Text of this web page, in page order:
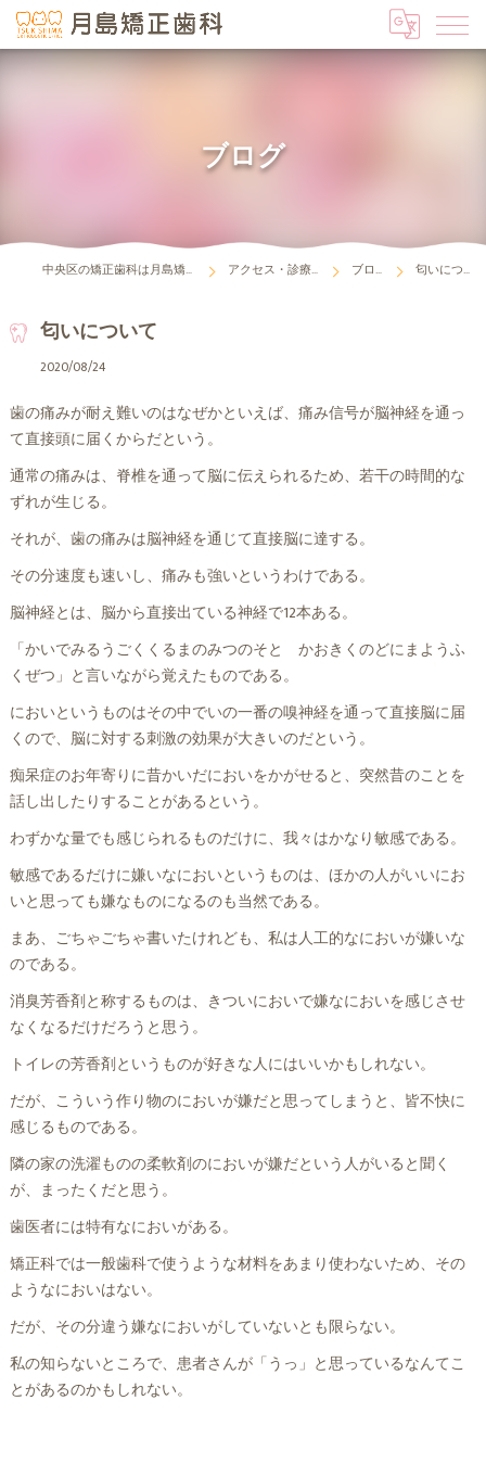
ブログ
中央区の矯正歯科は月島矯正歯科 アクセス・診療時間 ブログ 匂いについて
匂いについて
2020/08/24
歯の痛みが耐え難いのはなぜかといえば、痛み信号が脳神経を通っ
て直接頭に届くからだという。
通常の痛みは、脊椎を通って脳に伝えられるため、若干の時間的な
ずれが生じる。
それが、歯の痛みは脳神経を通じて直接脳に達する。
その分速度も速いし、痛みも強いというわけである。
脳神経とは、脳から直接出ている神経で12本ある。
「かいでみるうごくくるまのみつのそと かおきくのどにまようふ
くぜつ」と言いながら覚えたものである。
においというものはその中でいの一番の嗅神経を通って直接脳に届
くので、脳に対する刺激の効果が大きいのだという。
痴呆症のお年寄りに昔かいだにおいをかがせると、突然昔のことを
話し出したりすることがあるという。
わずかな量でも感じられるものだけに、我々はかなり敏感である。
敏感であるだけに嫌いなにおいというものは、ほかの人がいいにお
いと思っても嫌なものになるのも当然である。
まあ、ごちゃごちゃ書いたけれども、私は人工的なにおいが嫌いな
のである。
消臭芳香剤と称するものは、きついにおいで嫌なにおいを感じさせ
なくなるだけだろうと思う。
トイレの芳香剤というものが好きな人にはいいかもしれない。
だが、こういう作り物のにおいが嫌だと思ってしまうと、皆不快に
感じるものである。
隣の家の洗濯ものの柔軟剤のにおいが嫌だという人がいると聞く
が、まったくだと思う。
歯医者には特有なにおいがある。
矯正科では一般歯科で使うような材料をあまり使わないため、その
ようなにおいはない。
だが、その分違う嫌なにおいがしていないとも限らない。
私の知らないところで、患者さんが「うっ」と思っているなんてこ
とがあるのかもしれない。